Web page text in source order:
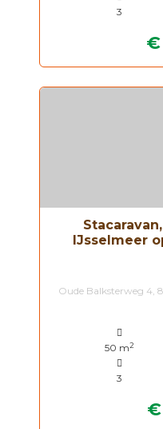
3
€
IJsselmeer
Oude Balksterweg 4,
50 m2
3